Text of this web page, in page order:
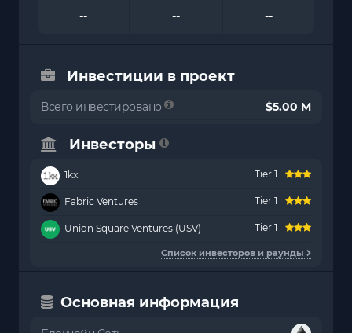
--
--
--
Инвестиции в проект
Всего инвестировано $5.00 M
Инвесторы
1kx Tier 1
Fabric Ventures Tier 1
Union Square Ventures (USV) Tier 1
Список инвесторов и раунды
Основная информация